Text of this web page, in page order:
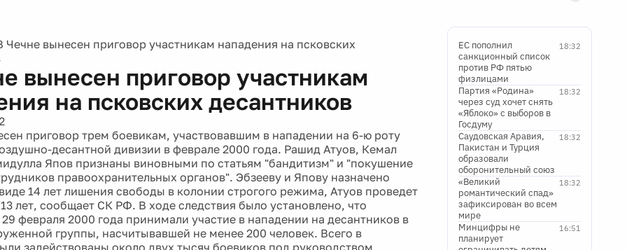
Чечне вынесен приговор участникам нападения на псковских
вынесен приговор участникам
на псковских десантников
приговор трем боевикам, участвовавшим в нападении на 6-ю роту
десантной дивизии в феврале 2000 года. Рашид Атуов, Кемал
Япов признаны виновными по статьям "бандитизм" и "покушение
правоохранительных органов". Эбзееву и Япову назначено
14 лет лишения свободы в колонии строгого режима, Атуов проведет
лет, сообщает СК РФ. В ходе следствия было установлено, что
февраля 2000 года принимали участие в нападении на десантников в
группы, насчитывавшей не менее 200 человек. Всего в
18:32
ЕС пополнил
санкционный список
против РФ пятью
физлицами
18:32
Партия «Родина»
через суд хочет снять
«Яблоко» с выборов в
Госдуму
18:32
Саудовская Аравия,
Пакистан и Турция
образовали
оборонительный союз
18:32
«Великий
романтический спад»
зафиксирован во всем
мире
16:51
Минцифры не
планирует